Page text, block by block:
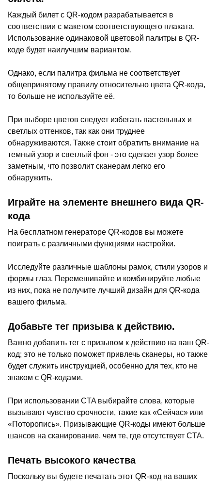
Каждый билет с QR-кодом разрабатывается в
соответствии с макетом соответствующего плаката.
Использование одинаковой цветовой палитры в QR-
коде будет наилучшим вариантом.
Однако, если палитра фильма не соответствует
общепринятому правилу относительно цвета QR-кода,
то больше не используйте её.
При выборе цветов следует избегать пастельных и
светлых оттенков, так как они труднее
обнаруживаются. Также стоит обратить внимание на
темный узор и светлый фон - это сделает узор более
заметным, что позволит сканерам легко его
обнаружить.
Играйте на элементе внешнего вида QR-
кода
На бесплатном генераторе QR-кодов вы можете
поиграть с различными функциями настройки.
Исследуйте различные шаблоны рамок, стили узоров и
формы глаз. Перемешивайте и комбинируйте любые
из них, пока не получите лучший дизайн для QR-кода
вашего фильма.
Добавьте тег призыва к действию.
Важно добавить тег с призывом к действию на ваш QR-
код; это не только поможет привлечь сканеры, но также
будет служить инструкцией, особенно для тех, кто не
знаком с QR-кодами.
При использовании CTA выбирайте слова, которые
вызывают чувство срочности, такие как «Сейчас» или
«Поторопись». Призывающие QR-коды имеют больше
шансов на сканирование, чем те, где отсутствует CTA.
Печать высокого качества
Поскольку вы будете печатать этот QR-код на ваших